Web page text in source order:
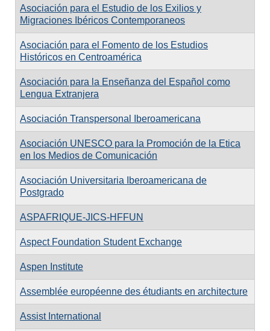
Asociación para el Estudio de los Exilios y
Migraciones Ibéricos Contemporaneos
Asociación para el Fomento de los Estudios
Históricos en Centroamérica
Asociación para la Enseñanza del Español como
Lengua Extranjera
Asociación Transpersonal Iberoamericana
Asociación UNESCO para la Promoción de la Etica
en los Medios de Comunicación
Asociación Universitaria Iberoamericana de
Postgrado
ASPAFRIQUE-JICS-HFFUN
Aspect Foundation Student Exchange
Aspen Institute
Assemblée européenne des étudiants en architecture
Assist International